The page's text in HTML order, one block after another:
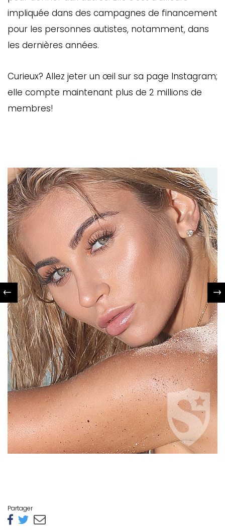
impliquée dans des campagnes de financement
pour les personnes autistes, notamment, dans
les dernières années.
Curieux? Allez jeter un œil sur sa page Instagram;
elle compte maintenant plus de 2 millions de
membres!
Partager